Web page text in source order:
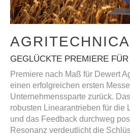
GEGLÜCKTE PREMIERE
Premiere nach Maß für Dewert
einen erfolgreichen ersten
Unternehmenssparte zurück.
robusten Linearantrieben für die
und das Feedback durchweg
Resonanz verdeutlicht die